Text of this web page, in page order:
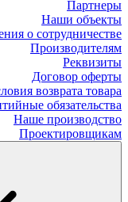
Партнеры
Наши объекты
о сотрудничестве
Производителям
Реквизиты
Договор оферты
возврата товара
обязательства
Наше производство
Проектировщикам